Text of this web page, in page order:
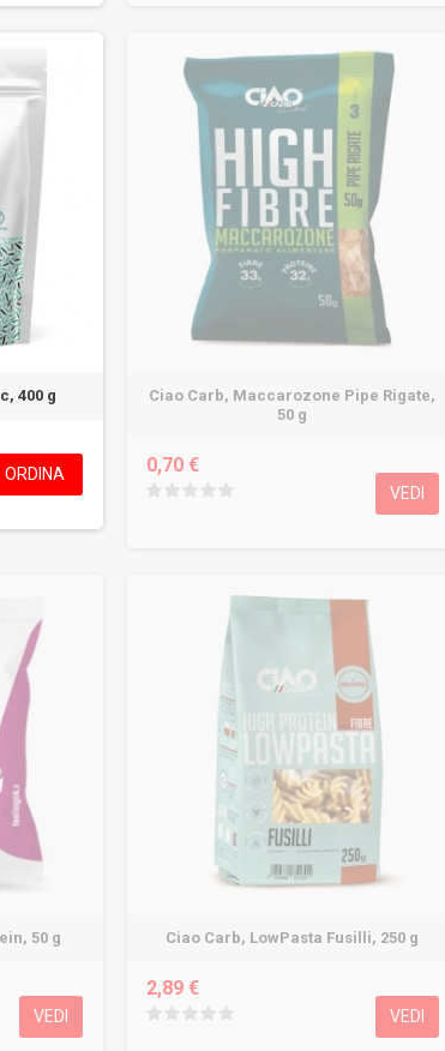
400 g
ORDINA
Ciao Carb, Maccarozone Pipe Rigate,
50 g
0,70 €
VEDI
50 g
VEDI
Ciao Carb, LowPasta Fusilli, 250 g
2,89 €
VEDI